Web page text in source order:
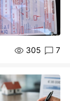
305 7